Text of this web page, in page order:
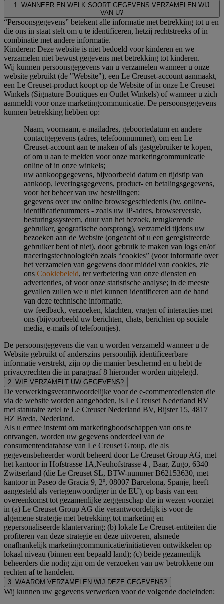
1. WANNEER EN WELK SOORT GEGEVENS VERZAMELEN WIJ
VAN U?
“Persoonsgegevens” betekent alle informatie met betrekking tot u en
die ons in staat stelt om u te identificeren, hetzij rechtstreeks of in
combinatie met andere informatie.
Kinderen: Deze website is niet bedoeld voor kinderen en we
verzamelen niet bewust gegevens met betrekking tot kinderen.
Wij kunnen persoonsgegevens van u verzamelen wanneer u onze
website gebruikt (de "Website"), een Le Creuset-account aanmaakt,
een Le Creuset-product koopt op de Website of in onze Le Creuset
Winkels (Signature Boutiques en Outlet Winkels) of wanneer u zich
aanmeldt voor onze marketingcommunicatie. De persoonsgegevens
kunnen betrekking hebben op:
Naam, voornaam, e-mailadres, geboortedatum en andere
contactgegevens (adres, telefoonnummer), om een Le
Creuset-account aan te maken of als gastgebruiker te kopen,
of om u aan te melden voor onze marketingcommunicatie
online of in onze winkels;
uw aankoopgegevens, bijvoorbeeld datum en tijdstip van
aankoop, leveringsgegevens, product- en betalingsgegevens,
voor het beheer van uw bestellingen;
gegevens over uw online browsegeschiedenis (bv. online-
identificatienummers - zoals uw IP-adres, browserversie,
besturingssysteem, duur van het bezoek, terugkerende
gebruiker, geografische oorsprong), verzameld tijdens uw
bezoeken aan de Website (ongeacht of u een geregistreerde
gebruiker bent of niet), door gebruik te maken van logs en/of
traceringstechnologieën zoals “cookies” (voor informatie over
het verzamelen van gegevens door middel van cookies, zie
ons Cookiebeleid, ter verbetering van onze diensten en
advertenties, of voor onze statistische analyse; in de meeste
gevallen zullen we u niet kunnen identificeren aan de hand
van deze technische informatie.
uw feedback, verzoeken, klachten, vragen of interacties met
ons (bijvoorbeeld uw berichten, chats, berichten op sociale
media, e-mails of telefoontjes).
De persoonsgegevens die van u worden verzameld wanneer u de
Website gebruikt of anderszins persoonlijk identificeerbare
informatie verstrekt, zijn op die manier beschermd en u hebt de
privacyrechten die in paragraaf 8 hieronder worden uitgelegd.
2. WIE VERZAMELT UW GEGEVENS?
De verwerkingsverantwoordelijke voor de e-commercediensten die
via de website worden aangeboden, is Le Creuset Nederland BV
met statutaire zetel te Le Creuset Nederland BV, Bijster 15, 4817
HZ Breda, Nederland.
Als u ermee instemt om marketingboodschappen van ons te
ontvangen, worden uw gegevens onderdeel van de
consumentendatabase van Le Creuset Group, die als
gegevensbeheerder wordt beheerd door Le Creuset Group AG, met
het kantoor in Hofstrasse 1A,Neuhofstrasse 4 , Baar, Zugo, 6340
Zwitserland (die Le Creuset SL, BTW-nummer B62153630, met
kantoor in Paseo de Gracia 9, 2º, 08007 Barcelona, Spanje, heeft
aangesteld als vertegenwoordiger in de EU), op basis van een
overeenkomst tot gezamenlijke zeggenschap die in wezen voorziet
in (a) Le Creuset Group AG die verantwoordelijk is voor de
algemene strategie met betrekking tot marketing en
gepersonaliseerde klantervaring; (b) lokale Le Creuset-entiteiten die
profiteren van deze strategie en deze uitvoeren, alsmede
onafhankelijk marketingcommunicatie/initiatieven ontwikkelen op
lokaal niveau (binnen een bepaald land); (c) beide gezamenlijk
beheerders die nodig zijn om de verzoeken van uw betrokkene om
rechten af te handelen.
3. WAAROM VERZAMELEN WIJ DEZE GEGEVENS?
Wij kunnen uw gegevens verwerken voor de volgende doeleinden: